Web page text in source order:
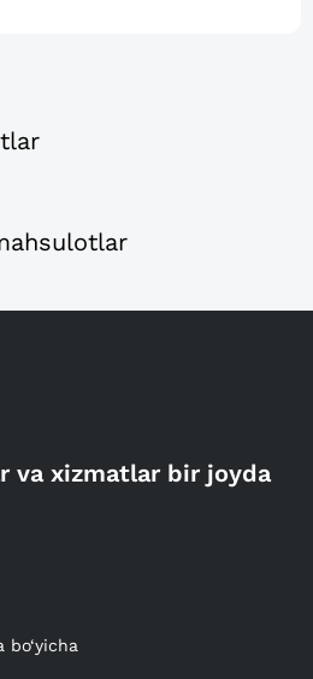
va xizmatlar bir joyda